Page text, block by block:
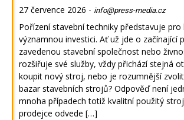
27 července 2026 - info@press-media.cz
Pořízení stavební techniky představuje
významnou investici. Ať už jde o začínající
zavedenou stavební společnost nebo
rozšiřuje své služby, vždy přichází stejná
koupit nový stroj, nebo je rozumnější
bazar stavebních strojů? Odpověď není
mnoha případech totiž kvalitní použitý
prodejce odvede […]